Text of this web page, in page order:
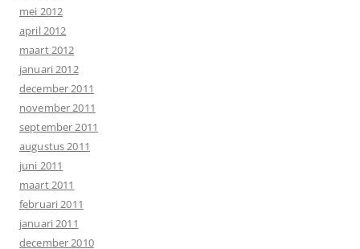
mei 2012
april 2012
maart 2012
januari 2012
december 2011
november 2011
september 2011
augustus 2011
juni 2011
maart 2011
februari 2011
januari 2011
december 2010